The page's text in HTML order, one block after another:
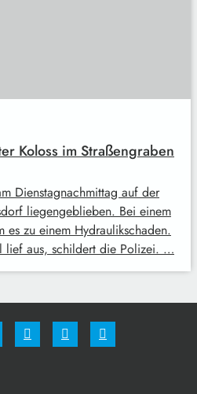
Koloss im Straßengraben
Dienstagnachmittag auf der
liegengeblieben. Bei einem
es zu einem Hydraulikschaden.
lief aus, schildert die Polizei. …